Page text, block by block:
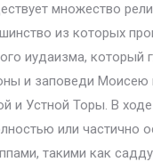
множество
из которых
иудаизма, который
и заповеди Моисею
и Устной Торы. В ходе
или частично
такими как